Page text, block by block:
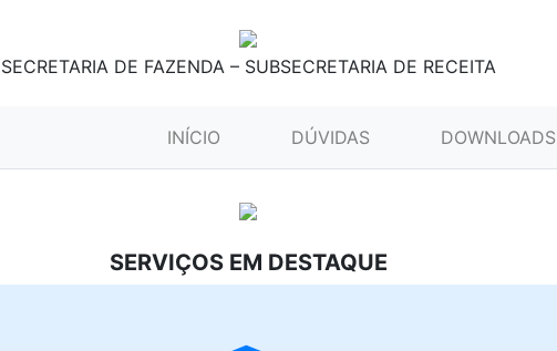
SECRETARIA DE FAZENDA – SUBSECRETARIA DE RECEITA
INÍCIO (CURRENT)DÚVIDAS DOWNLOADS
SERVIÇOS EM DESTAQUE